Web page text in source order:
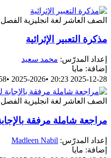
الصف العاشر لغة انجليزية الفصل
مذكرة التعبير الإثرائية
إعداد المدرّس: محمد سعيد
إضافة: مايا
2025-12-28 20:23
•
2025-2026
•
الصف العاشر لغة انجليزية الفصل
مراجعة شاملة مرفقة
إعداد المدرّس: Madleen Nabil
إضافة: مايا